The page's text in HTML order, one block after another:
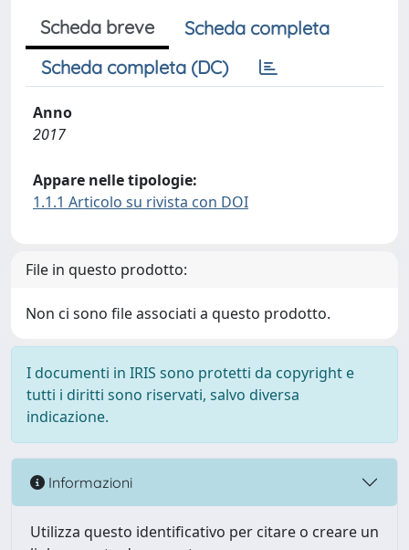
Scheda breve
Scheda completa
Scheda completa (DC)
Anno
2017
Appare nelle tipologie:
1.1.1 Articolo su rivista con DOI
File in questo prodotto:
Non ci sono file associati a questo prodotto.
I documenti in IRIS sono protetti da copyright e
tutti i diritti sono riservati, salvo diversa
indicazione.
Informazioni
Utilizza questo identificativo per citare o creare un